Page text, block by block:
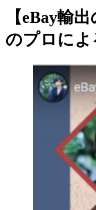
【eBay輸
のプロに